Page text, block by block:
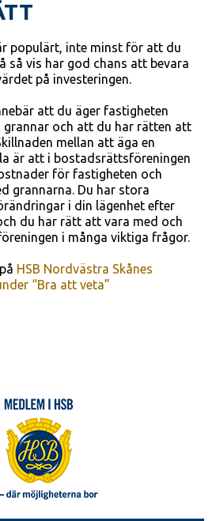
populärt, inte minst för att du
så vis har god chans att bevara
på investeringen.
att du äger fastigheten
grannar och att du har rätten att
mellan att äga en
är att i bostadsrättsföreningen
för fastigheten och
grannarna. Du har stora
i din lägenhet efter
du har rätt att vara med och
i många viktiga frågor.
HSB Nordvästra Skånes
“Bra att veta”